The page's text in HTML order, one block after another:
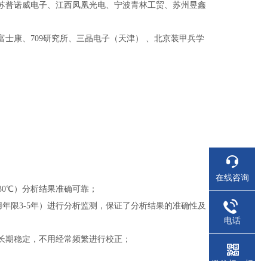
诺威电子、江西凤凰光电、宁波青林工贸、苏州昱鑫
康、709研究所、三晶电子（天津） 、北京装甲兵学
） 分析结果准确可靠；
限3-5年）进行分析监测，保证了分析结果的准确性及
稳定，不用经常频繁进行校正；
在线咨询
电话